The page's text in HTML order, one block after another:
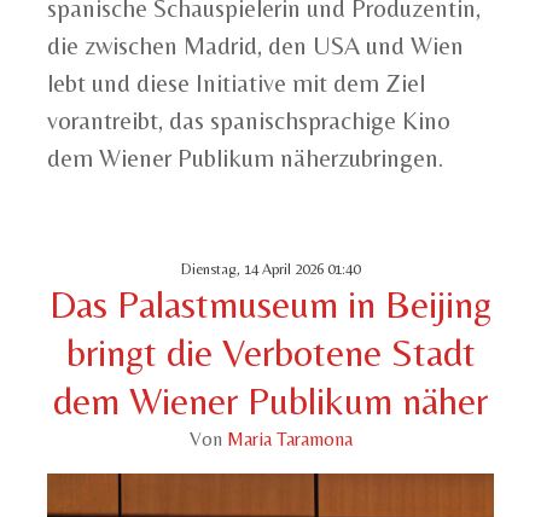
spanische Schauspielerin und Produzentin,
die zwischen Madrid, den USA und Wien
lebt und diese Initiative mit dem Ziel
vorantreibt, das spanischsprachige Kino
dem Wiener Publikum näherzubringen.
Dienstag, 14 April 2026 01:40
Das Palastmuseum in Beijing
bringt die Verbotene Stadt
dem Wiener Publikum näher
Von Maria Taramona